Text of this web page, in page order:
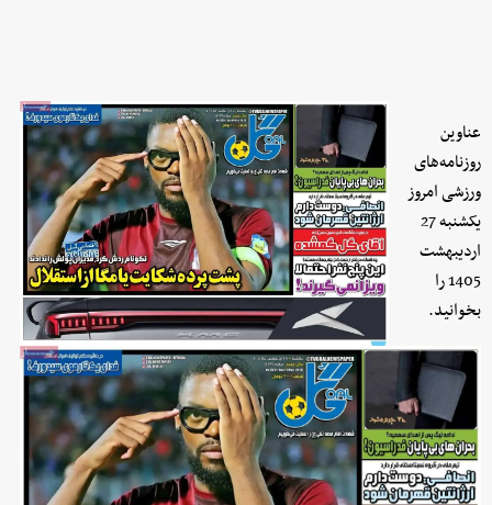
عناوین
روزنامه‌های
ورزشی امروز
یکشنبه 27
اردیبهشت
1405 را
بخوانید.